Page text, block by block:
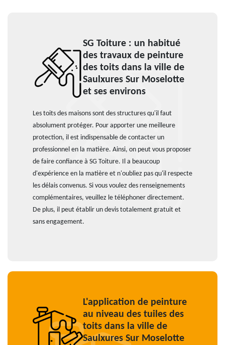
SG Toiture : un habitué
des travaux de peinture
des toits dans la ville de
Saulxures Sur Moselotte
et ses environs
Les toits des maisons sont des structures qu'il faut
absolument protéger. Pour apporter une meilleure
protection, il est indispensable de contacter un
professionnel en la matière. Ainsi, on peut vous proposer
de faire confiance à SG Toiture. Il a beaucoup
d'expérience en la matière et n'oubliez pas qu'il respecte
les délais convenus. Si vous voulez des renseignements
complémentaires, veuillez le téléphoner directement.
De plus, il peut établir un devis totalement gratuit et
sans engagement.
L'application de peinture
au niveau des tuiles des
toits dans la ville de
Saulxures Sur Moselotte